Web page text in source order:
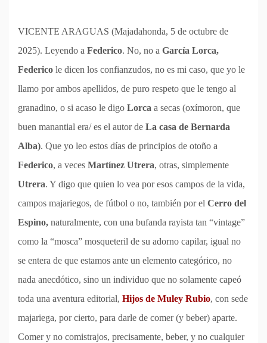
VICENTE ARAGUAS (Majadahonda, 5 de octubre de
2025). Leyendo a Federico. No, no a García Lorca,
Federico le dicen los confianzudos, no es mi caso, que yo le
llamo por ambos apellidos, de puro respeto que le tengo al
granadino, o si acaso le digo Lorca a secas (oxímoron, que
buen manantial era/ es el autor de La casa de Bernarda
Alba). Que yo leo estos días de principios de otoño a
Federico, a veces Martínez Utrera, otras, simplemente
Utrera. Y digo que quien lo vea por esos campos de la vida,
campos majariegos, de fútbol o no, también por el Cerro del
Espino, naturalmente, con una bufanda rayista tan “vintage”
como la “mosca” mosqueteril de su adorno capilar, igual no
se entera de que estamos ante un elemento categórico, no
nada anecdótico, sino un individuo que no solamente capeó
toda una aventura editorial, Hijos de Muley Rubio, con sede
majariega, por cierto, para darle de comer (y beber) aparte.
Comer y no comistrajos, precisamente, beber, y no cualquier